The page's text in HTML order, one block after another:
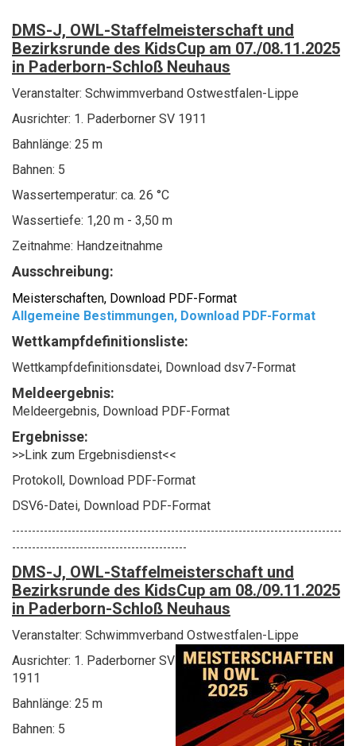
DMS-J, OWL-Staffelmeisterschaft und
Bezirksrunde des KidsCup am 07./08.11.2025
in Paderborn-Schloß Neuhaus
Veranstalter: Schwimmverband Ostwestfalen-Lippe
Ausrichter: 1. Paderborner SV 1911
Bahnlänge: 25 m
Bahnen: 5
Wassertemperatur: ca. 26 °C
Wassertiefe: 1,20 m - 3,50 m
Zeitnahme: Handzeitnahme
Ausschreibung:
Meisterschaften, Download PDF-Format
Allgemeine Bestimmungen, Download PDF-Format
Wettkampfdefinitionsliste:
Wettkampfdefinitionsdatei, Download dsv7-Format
Meldeergebnis:
Meldeergebnis, Download PDF-Format
Ergebnisse:
>>Link zum Ergebnisdienst<<
Protokoll, Download PDF-Format
DSV6-Datei, Download PDF-Format
-----------------------------------------------------------------------------------
--------------------------------------------
DMS-J, OWL-Staffelmeisterschaft und
Bezirksrunde des KidsCup am 08./09.11.2025
in Paderborn-Schloß Neuhaus
Veranstalter: Schwimmverband Ostwestfalen-Lippe
Ausrichter: 1. Paderborner SV
1911
Bahnlänge: 25 m
Bahnen: 5